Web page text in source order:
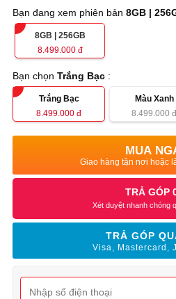
Bạn đang xem phiên bản8GB |
8GB | 256GB
8.499.000đ
Bạn chọnTrắng Bạc :
Trắng Bạc
8.499.000 đ
Màu Xanh
8.499.000 đ
MUA
Giao hàng tận nơi hoặc
TRẢ GÓP
Xét duyệt nhanh chóng
TRẢ GÓP
Visa, Mastercard,